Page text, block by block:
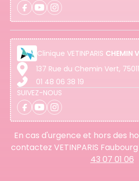
Clinique VETINPARIS CHEMIN
137 Rue du Chemin Vert,
01 48 06 38 19
SUIVEZ-NOUS
En cas d'urgence et hors des
contactez VETINPARIS
43 07 01 06